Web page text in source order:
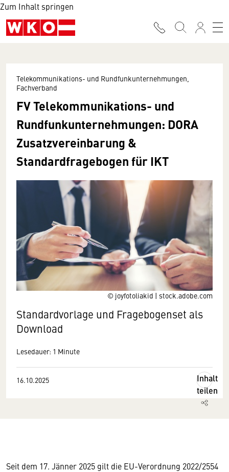
Zum Inhalt springen
© joyfotoliakid | stock.adobe.com
Telekommunikations- und Rundfunkunternehmungen,
Fachverband
FV Telekommunikations- und
Rundfunkunternehmungen: DORA
Zusatzvereinbarung &
Standardfragebogen für IKT
Standardvorlage und Fragebogenset als
Download
Lesedauer: 1 Minute
16.10.2025
Inhalt
teilen
Seit dem 17. Jänner 2025 gilt die EU-Verordnung 2022/2554